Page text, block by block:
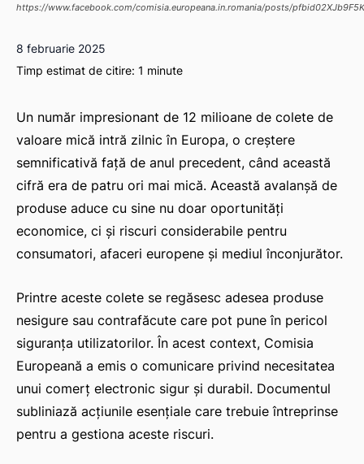
https://www.facebook.com/comisia.europeana.in.romania/posts/
8 februarie 2025
Timp estimat de citire: 1 minute
Un număr impresionant de 12 milioane de colete de
valoare mică intră zilnic în Europa, o creștere
semnificativă față de anul precedent, când această
cifră era de patru ori mai mică. Această avalanșă de
produse aduce cu sine nu doar oportunități
economice, ci și riscuri considerabile pentru
consumatori, afaceri europene și mediul înconjurător.
Printre aceste colete se regăsesc adesea produse
nesigure sau contrafăcute care pot pune în pericol
siguranța utilizatorilor. În acest context, Comisia
Europeană a emis o comunicare privind necesitatea
unui comerț electronic sigur și durabil. Documentul
subliniază acțiunile esențiale care trebuie întreprinse
pentru a gestiona aceste riscuri.